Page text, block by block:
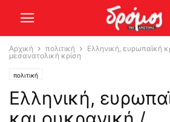
Αρχική πολιτική
Ελληνική, ευρωπαϊκή
μεσανατολική κρίση
πολιτική
Ελληνική,